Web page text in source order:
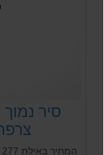
סיר נמוך
צרפתי 31 ס"מ